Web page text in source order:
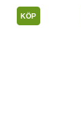
KÖP